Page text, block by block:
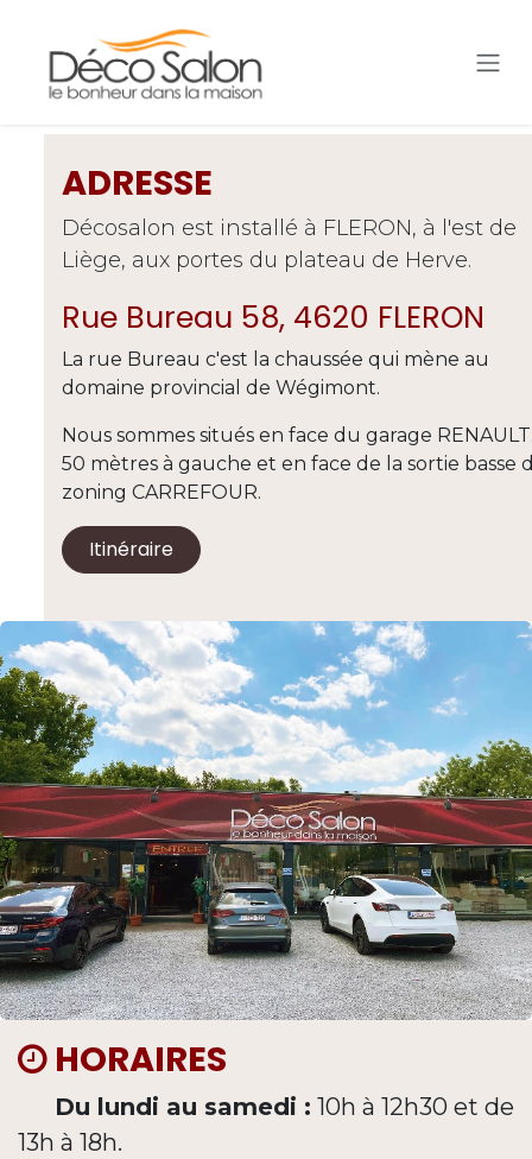
ADRESSE
Décosalon est installé à FLERON, à l'est de
Liège, aux portes du plateau de Herve.
Rue Bureau 58, 4620 FLERON
La rue Bureau c'est la chaussée qui mène au
domaine provincial de Wégimont.
Nous sommes situés en face du garage
50 mètres à gauche et en face de la sortie basse
zoning CARREFOUR.
Itinéraire
HORAIRES
Du lundi au samedi : 10h à 12h30 et de
13h à 18h.